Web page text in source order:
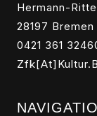
Hermann-
28197 Bremen
0421 361